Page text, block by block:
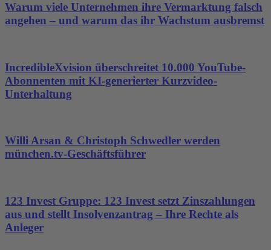
Warum viele Unternehmen ihre Vermarktung falsch
angehen – und warum das ihr Wachstum ausbremst
IncredibleXvision überschreitet 10.000 YouTube-
Abonnenten mit KI-generierter Kurzvideo-
Unterhaltung
Willi Arsan & Christoph Schwedler werden
münchen.tv-Geschäftsführer
123 Invest Gruppe: 123 Invest setzt Zinszahlungen
aus und stellt Insolvenzantrag – Ihre Rechte als
Anleger